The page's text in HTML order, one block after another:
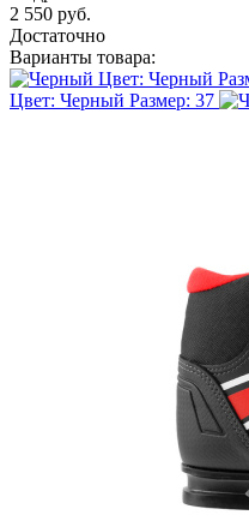
2 550 руб.
Достаточно
Варианты товара:
Цвет: Черный
Цвет: Черный Размер: 37